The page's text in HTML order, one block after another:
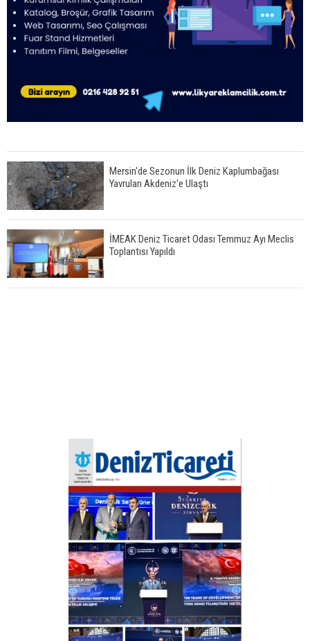
Mersin'de Sezonun İlk Deniz Kaplumbağası
Yavruları Akdeniz'e Ulaştı
İMEAK Deniz Ticaret Odası Temmuz Ayı Meclis
Toplantısı Yapıldı